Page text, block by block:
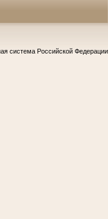
система Российской